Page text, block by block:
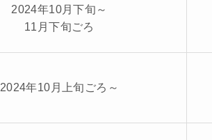
2024年10月下旬～
11月下旬ごろ
2024年10月上旬ごろ～